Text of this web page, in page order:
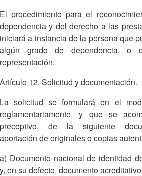
El procedimiento para el
dependencia y del derecho a las
iniciará a instancia de la persona que
algún grado de dependencia, o
representación.
Artículo 12. Solicitud y documentación.
La solicitud se formulará en el
reglamentariamente, y que se
preceptivo, de la siguiente
aportación de originales o copias
a) Documento nacional de identidad
y, en su defecto, documento